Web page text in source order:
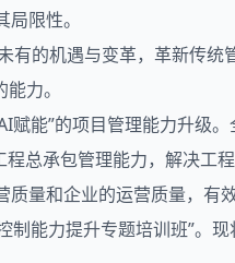
限性。
的机遇与变革，革新传
力。
能”的项目管理能力升级
总承包管理能力，解决工
量和企业的运营质量，
能力提升专题培训班”。现